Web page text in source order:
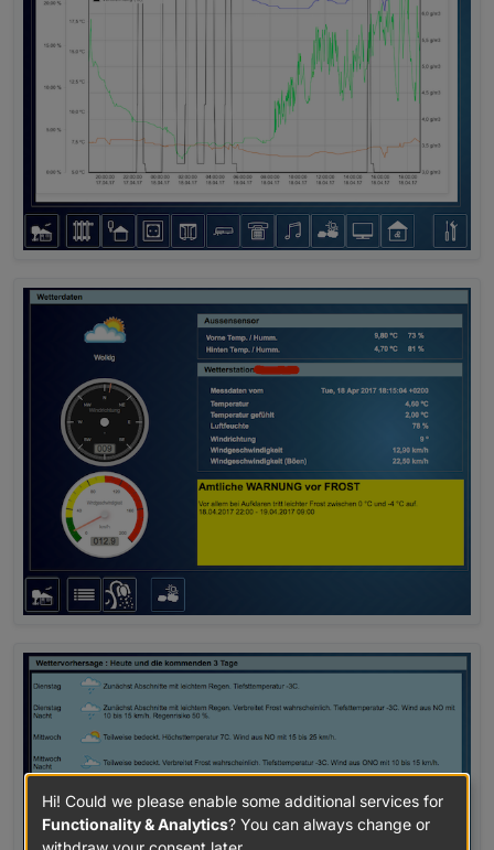
Hi! Could we please enable some additional services for
Functionality & Analytics? You can always change or